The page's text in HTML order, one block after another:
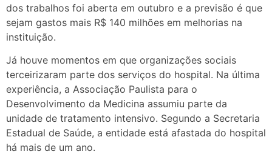
dos trabalhos foi aberta em outubro e a previsão é que
sejam gastos mais R$ 140 milhões em melhorias na
instituição.
Já houve momentos em que organizações sociais
terceirizaram parte dos serviços do hospital. Na última
experiência, a Associação Paulista para o
Desenvolvimento da Medicina assumiu parte da
unidade de tratamento intensivo. Segundo a Secretaria
Estadual de Saúde, a entidade está afastada do hospital
há mais de um ano.